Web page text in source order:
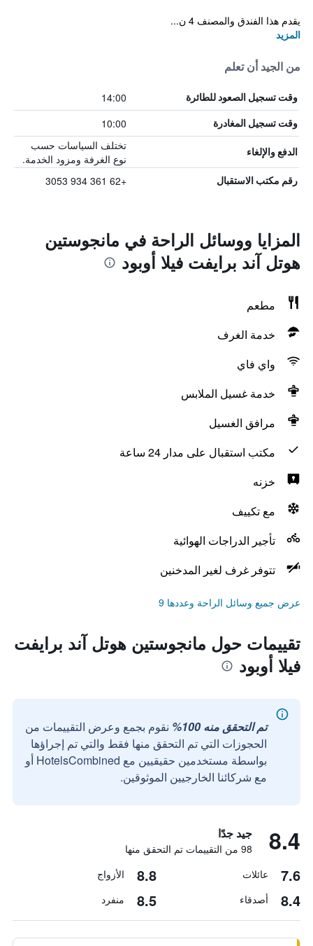
يقدم هذا الفندق والمصنف 4 ن...
المزيد
من الجيد أن تعلم
وقت تسجيل الصعود للطائرة 14:00
وقت تسجيل المغادرة 10:00
الدفع والإلغاء
تختلف السياسات حسب
نوع الغرفة ومزود الخدمة.
رقم مكتب الاستقبال +62 361 934 3053
المزايا ووسائل الراحة في مانجوستين
هوتل آند برايفت فيلا أوبود
مطعم
خدمة الغرف
واي فاي
خدمة غسيل الملابس
مرافق الغسيل
مكتب استقبال على مدار 24 ساعة
خزنه
مع تكييف
تأجير الدراجات الهوائية
تتوفر غرف لغير المدخنين
عرض جميع وسائل الراحة وعددها 9
تقييمات حول مانجوستين هوتل آند برايفت
فيلا أوبود
تم التحقق منه 100%
نقوم بجمع وعرض التقييمات من
الحجوزات التي تم التحقق منها فقط والتي تم إجراؤها
بواسطة مستخدمين حقيقيين مع HotelsCombined أو
مع شركائنا الخارجيين الموثوقين.
8.4 جيد جدًا
98 من التقييمات تم التحقق منها
7.6 عائلات 8.8 الأزواج
8.4 أصدقاء 8.5 منفرد